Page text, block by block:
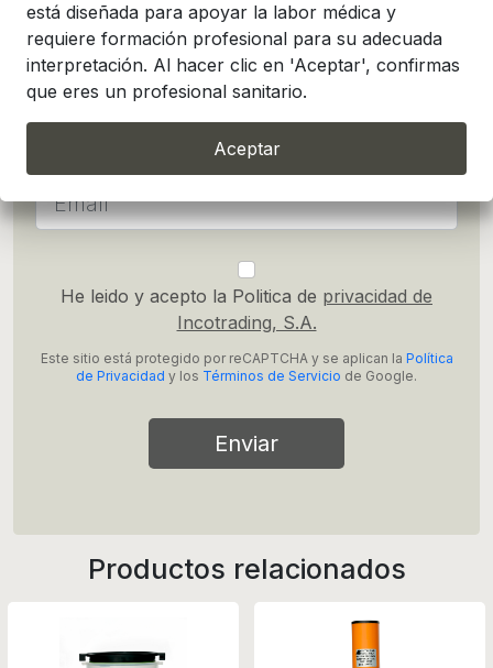
He leido y acepto la Politica de privacidad de
Incotrading, S.A.
Este sitio está protegido por reCAPTCHA y se aplican la Política
de Privacidad y los Términos de Servicio de Google.
Enviar
Productos relacionados
está diseñada para apoyar la labor médica y
requiere formación profesional para su adecuada
interpretación. Al hacer clic en 'Aceptar', confirmas
que eres un profesional sanitario.
Aceptar